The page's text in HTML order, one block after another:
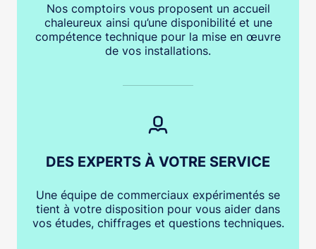
Nos comptoirs vous proposent un accueil
chaleureux ainsi qu’une disponibilité et une
compétence technique pour la mise en œuvre
de vos installations.
DES EXPERTS À VOTRE SERVICE
Une équipe de commerciaux expérimentés se
tient à votre disposition pour vous aider dans
vos études, chiffrages et questions techniques.